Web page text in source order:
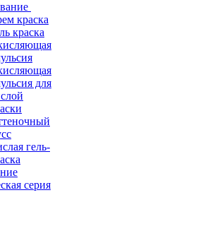
краска
краска
для
гель-
серия